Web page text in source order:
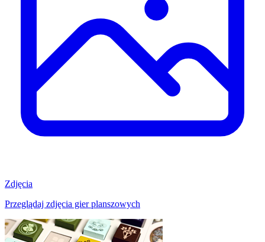
Zdjęcia
Przeglądaj zdjęcia gier planszowych